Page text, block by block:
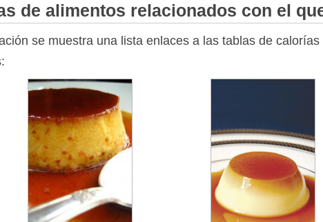
de alimentos relacionados con el
se muestra una lista enlaces a las tablas de